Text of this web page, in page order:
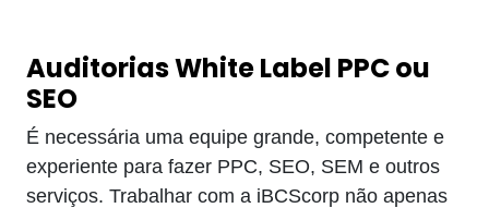
Auditorias White Label PPC ou
SEO
É necessária uma equipe grande, competente e
experiente para fazer PPC, SEO, SEM e outros
serviços. Trabalhar com a iBCScorp não apenas